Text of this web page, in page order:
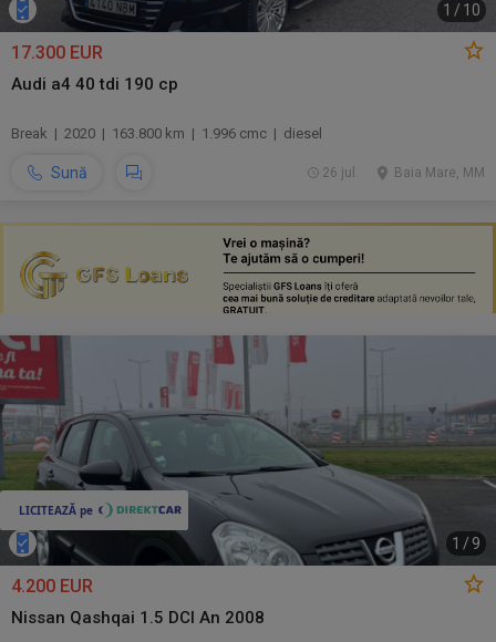
1 / 10
17.300 EUR
Audi a4 40 tdi 190 cp
Break | 2020 | 163.800 km | 1.996 cmc | diesel
Sună Baia Mare, MM
26 jul.
1 / 9
4.200 EUR
Nissan Qashqai 1.5 DCI An 2008